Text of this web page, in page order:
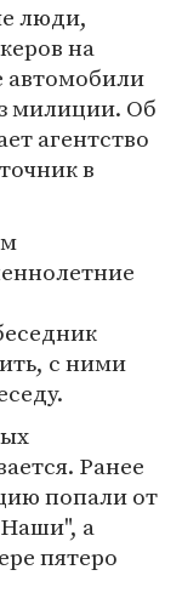
люди,
на
автомобили
милиции. Об
агентство
в
с ними
Ранее
попали от
а
пятеро